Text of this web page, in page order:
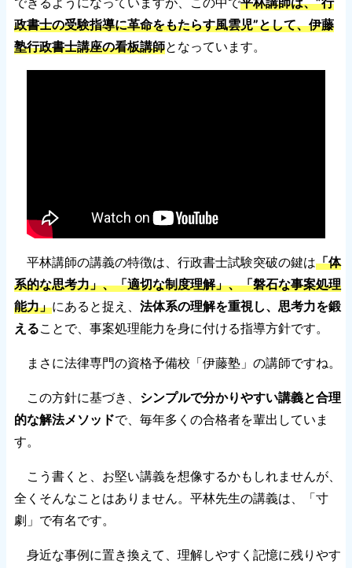
政書士の受験指導に革命をもたらす風雲児”として、伊藤
塾行政書士講座の看板講師となっています。
平林講師の講義の特徴は、行政書士試験突破の鍵は「体
系的な思考力」、「適切な制度理解」、「磐石な事案処理
能力」にあると捉え、 法体系の理解を重視し、思考力を鍛
えることで、事案処理能力を身に付ける指導方針です。
まさに法律専門の資格予備校「伊藤塾」の講師ですね。
この方針に基づき、 シンプルで分かりやすい講義と合理
的な解法メソッドで、毎年多くの合格者を輩出していま
す。
こう書くと、お堅い講義を想像するかもしれませんが、
全くそんなことはありません。平林先生の講義は、「寸
劇」で有名です。
身近な事例に置き換えて、理解しやすく記憶に残りやす